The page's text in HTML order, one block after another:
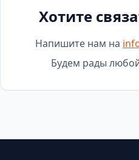
Хотите
Напишите нам на
Будем рады